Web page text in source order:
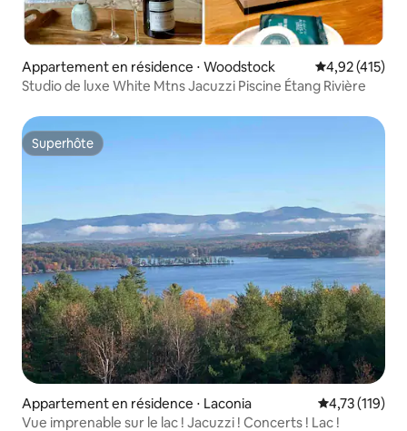
Appartement en résidence ⋅ Woodstock Évaluation
4,92 (415)
Studio de luxe White Mtns Jacuzzi Piscine Étang Rivière
Superhôte
Superhôte
Appartement en résidence ⋅ Laconia Évaluation
4,73 (119)
Vue imprenable sur le lac ! Jacuzzi ! Concerts ! Lac !